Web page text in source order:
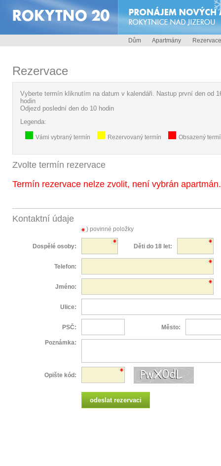
Rezervace
Vyberte termín kliknutím na datum v kalendáři. Nastup první den od
hodin
Odjezd poslední den do 10 hodin
Legenda:
Vámi vybraný termín Rezervovaný termín Obsazený
Zvolte termín rezervace
Termín rezervace nelze zvolit, není vybrán apartmán.
Kontaktní údaje
) povinné položky
Dospělé osoby: Děti do 18 let:
Telefon:
Jméno:
Ulice:
PSČ: Město:
Poznámka:
Opište kód:
Dům Apartmány Rezervace